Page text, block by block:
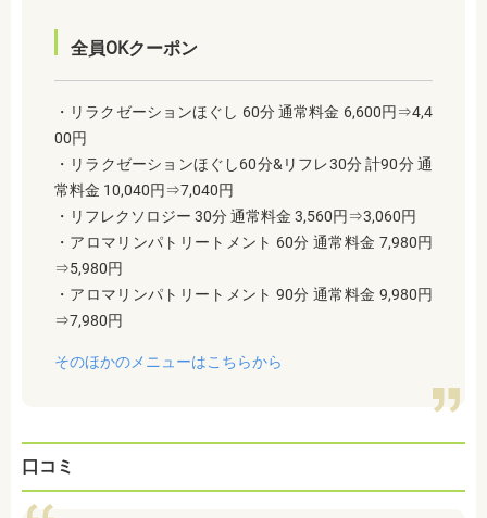
全員OKクーポン
・リラクゼーションほぐし 60分 通常料金 6,600円⇒4,4
00円
・リラクゼーションほぐし60分&リフレ30分 計90分 通
常料金 10,040円⇒7,040円
・リフレクソロジー 30分 通常料金 3,560円⇒3,060円
・アロマリンパトリートメント 60分 通常料金 7,980円
⇒5,980円
・アロマリンパトリートメント 90分 通常料金 9,980円
⇒7,980円
そのほかのメニューはこちらから
口コミ